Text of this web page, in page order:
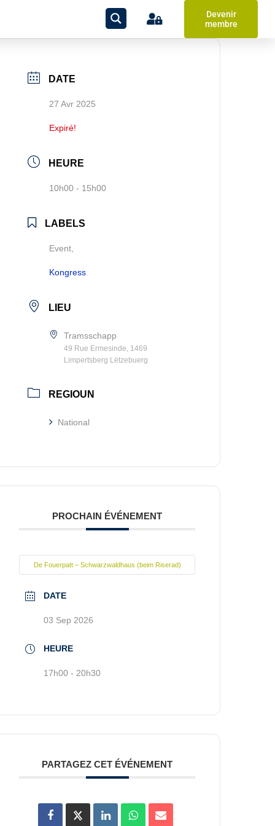
Devenir
membre
DATE
27 Avr 2025
Expiré!
HEURE
10h00 - 15h00
LABELS
Event,
Kongress
LIEU
Tramsschapp
49 Rue Ermesinde, 1469
Limpertsberg Lëtzebuerg
REGIOUN
National
PROCHAIN ÉVÉNEMENT
De Fouerpatt – Schwarzwaldhaus (beim Riserad)
DATE
03 Sep 2026
HEURE
17h00 - 20h30
PARTAGEZ CET ÉVÉNEMENT